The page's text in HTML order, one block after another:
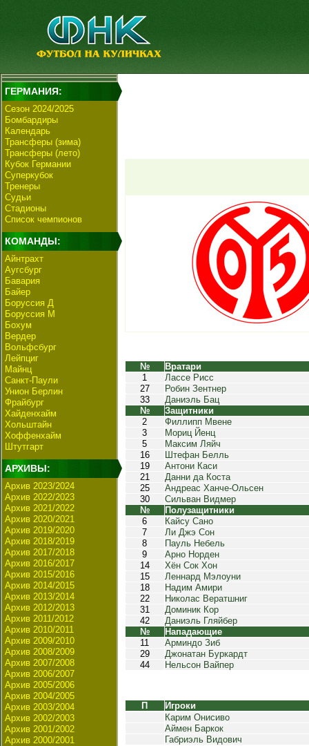
ГЕРМАНИЯ:
Сезон 2024/2025
Бомбардиры
Календарь
Трансферы (зима)
Трансферы (лето)
Кубок Германии
Суперкубок
Тренеры
Судьи
Стадионы
Список чемпионов
КОМАНДЫ:
Айнтрахт
Аугсбург
Бавария
Байер
Боруссия Д
Боруссия М
Бохум
Вердер
Вольфсбург
Лейпциг
Майнц
Санкт-Паули
Унион Берлин
Фрайбург
Хайденхайм
Хольштайн
Хоффенхайм
Штутгарт
АРХИВЫ:
Архив 2023/2024
Архив 2022/2023
Архив 2021/2022
Архив 2020/2021
Архив 2019/2020
Архив 2018/2019
Архив 2017/2018
Архив 2016/2017
Архив 2015/2016
Архив 2014/2015
Архив 2013/2014
Архив 2012/2013
Архив 2011/2012
Архив 2010/2011
Архив 2009/2010
Архив 2008/2009
Архив 2007/2008
Архив 2006/2007
Архив 2005/2006
Архив 2004/2005
Архив 2003/2004
Архив 2002/2003
Архив 2001/2002
Архив 2000/2001
№
Вратари
1
Лассе Рисс
27
Робин Зентнер
33
Даниэль Бац
№
Защитники
2
Филлипп Мвене
3
Мориц Йенц
5
Максим Ляйч
16
Штефан Белль
19
Антони Каси
21
Данни да Коста
25
Андреас Ханче-Ольсен
30
Сильван Видмер
№
Полузащитники
6
Кайсу Сано
7
Ли Джэ Сон
8
Пауль Небель
9
Арно Норден
14
Хён Сок Хон
15
Леннард Мэлоуни
18
Надим Амири
22
Николас Вератшниг
31
Доминик Кор
42
Даниэль Гляйбер
№
Нападающие
11
Арминдо Зиб
29
Джонатан Буркардт
44
Нельсон Вайпер
П
Игроки
Карим Онисиво
Аймен Баркок
Габриэль Видович